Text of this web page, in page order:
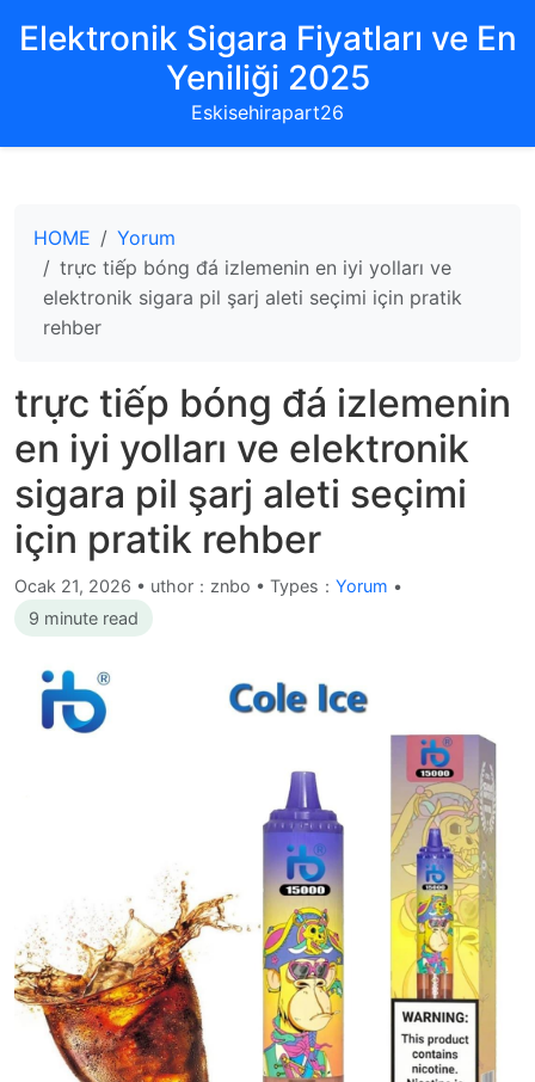
Elektronik Sigara Fiyatları ve En
Yeniliği 2025
Eskisehirapart26
HOME
Yorum
trực tiếp bóng đá izlemenin en iyi yolları ve
elektronik sigara pil şarj aleti seçimi için pratik
rehber
trực tiếp bóng đá izlemenin
en iyi yolları ve elektronik
sigara pil şarj aleti seçimi
için pratik rehber
Ocak 21, 2026 • uthor：znbo • Types： Yorum •
9 minute read